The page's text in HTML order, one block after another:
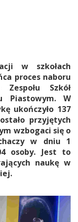
w szkołach
proces naboru
Szkół
Piastowym. W
ukończyło 137
przyjętych
wzbogaci się o
w dniu 1
osoby. Jest to
naukę w